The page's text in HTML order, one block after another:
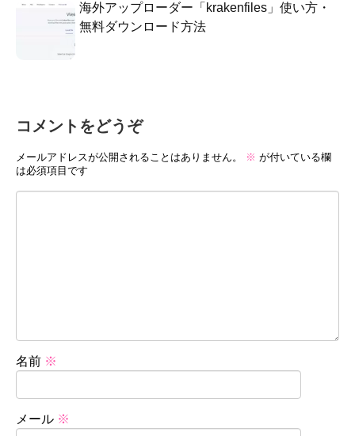
海外アップローダー「krakenfiles」使い方・
無料ダウンロード方法
コメントをどうぞ
メールアドレスが公開されることはありません。 ※ が付いている欄
は必須項目です
名前 ※
メール ※